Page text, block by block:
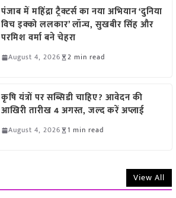
पंजाब में महिंद्रा ट्रैक्टर्स का नया अभियान ‘दुनिया
विच इक्को ललकार’ लॉन्च, सुखबीर सिंह और
परमिश वर्मा बने चेहरा
August 4, 2026 2 min read
कृषि यंत्रों पर सब्सिडी चाहिए? आवेदन की
आखिरी तारीख 4 अगस्त, जल्द करें अप्लाई
August 4, 2026 1 min read
View All